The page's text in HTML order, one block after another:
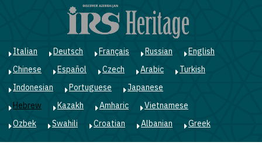
English
Russian
Français
Deutsch
Italian
Turkish
Arabic
Czech
Español
Chinese
Japanese
Portuguese
Indonesian
Vietnamese
Amharic
Kazakh
Hebrew
Greek
Albanian
Croatian
Swahili
Ozbek